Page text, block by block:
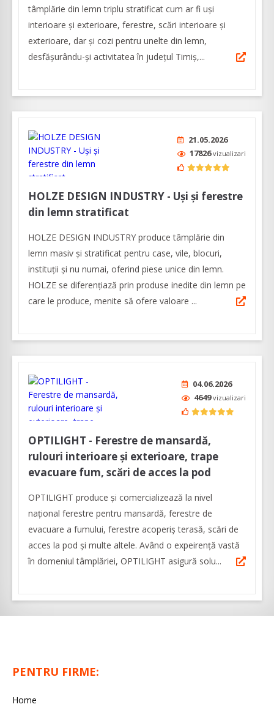
tâmplărie din lemn triplu stratificat cum ar fi uși
interioare și exterioare, ferestre, scări interioare și
exterioare, dar și cozi pentru unelte din lemn,
desfășurându-și activitatea în județul Timiș,...
21.05.2026
17826vizualizari
HOLZE DESIGN INDUSTRY - Uși și ferestre
din lemn stratificat
HOLZE DESIGN INDUSTRY produce tâmplărie din
lemn masiv și stratificat pentru case, vile, blocuri,
instituții și nu numai, oferind piese unice din lemn.
HOLZE se diferențiază prin produse inedite din lemn pe
care le produce, menite să ofere valoare ...
04.06.2026
4649vizualizari
OPTILIGHT - Ferestre de mansardă,
rulouri interioare și exterioare, trape
evacuare fum, scări de acces la pod
OPTILIGHT produce şi comercializează la nivel
naţional ferestre pentru mansardă, ferestre de
evacuare a fumului, ferestre acoperiş terasă, scări de
acces la pod și multe altele. Având o expeirenţă vastă
în domeniul tâmplăriei, OPTILIGHT asigură solu...
PENTRU FIRME:
Home